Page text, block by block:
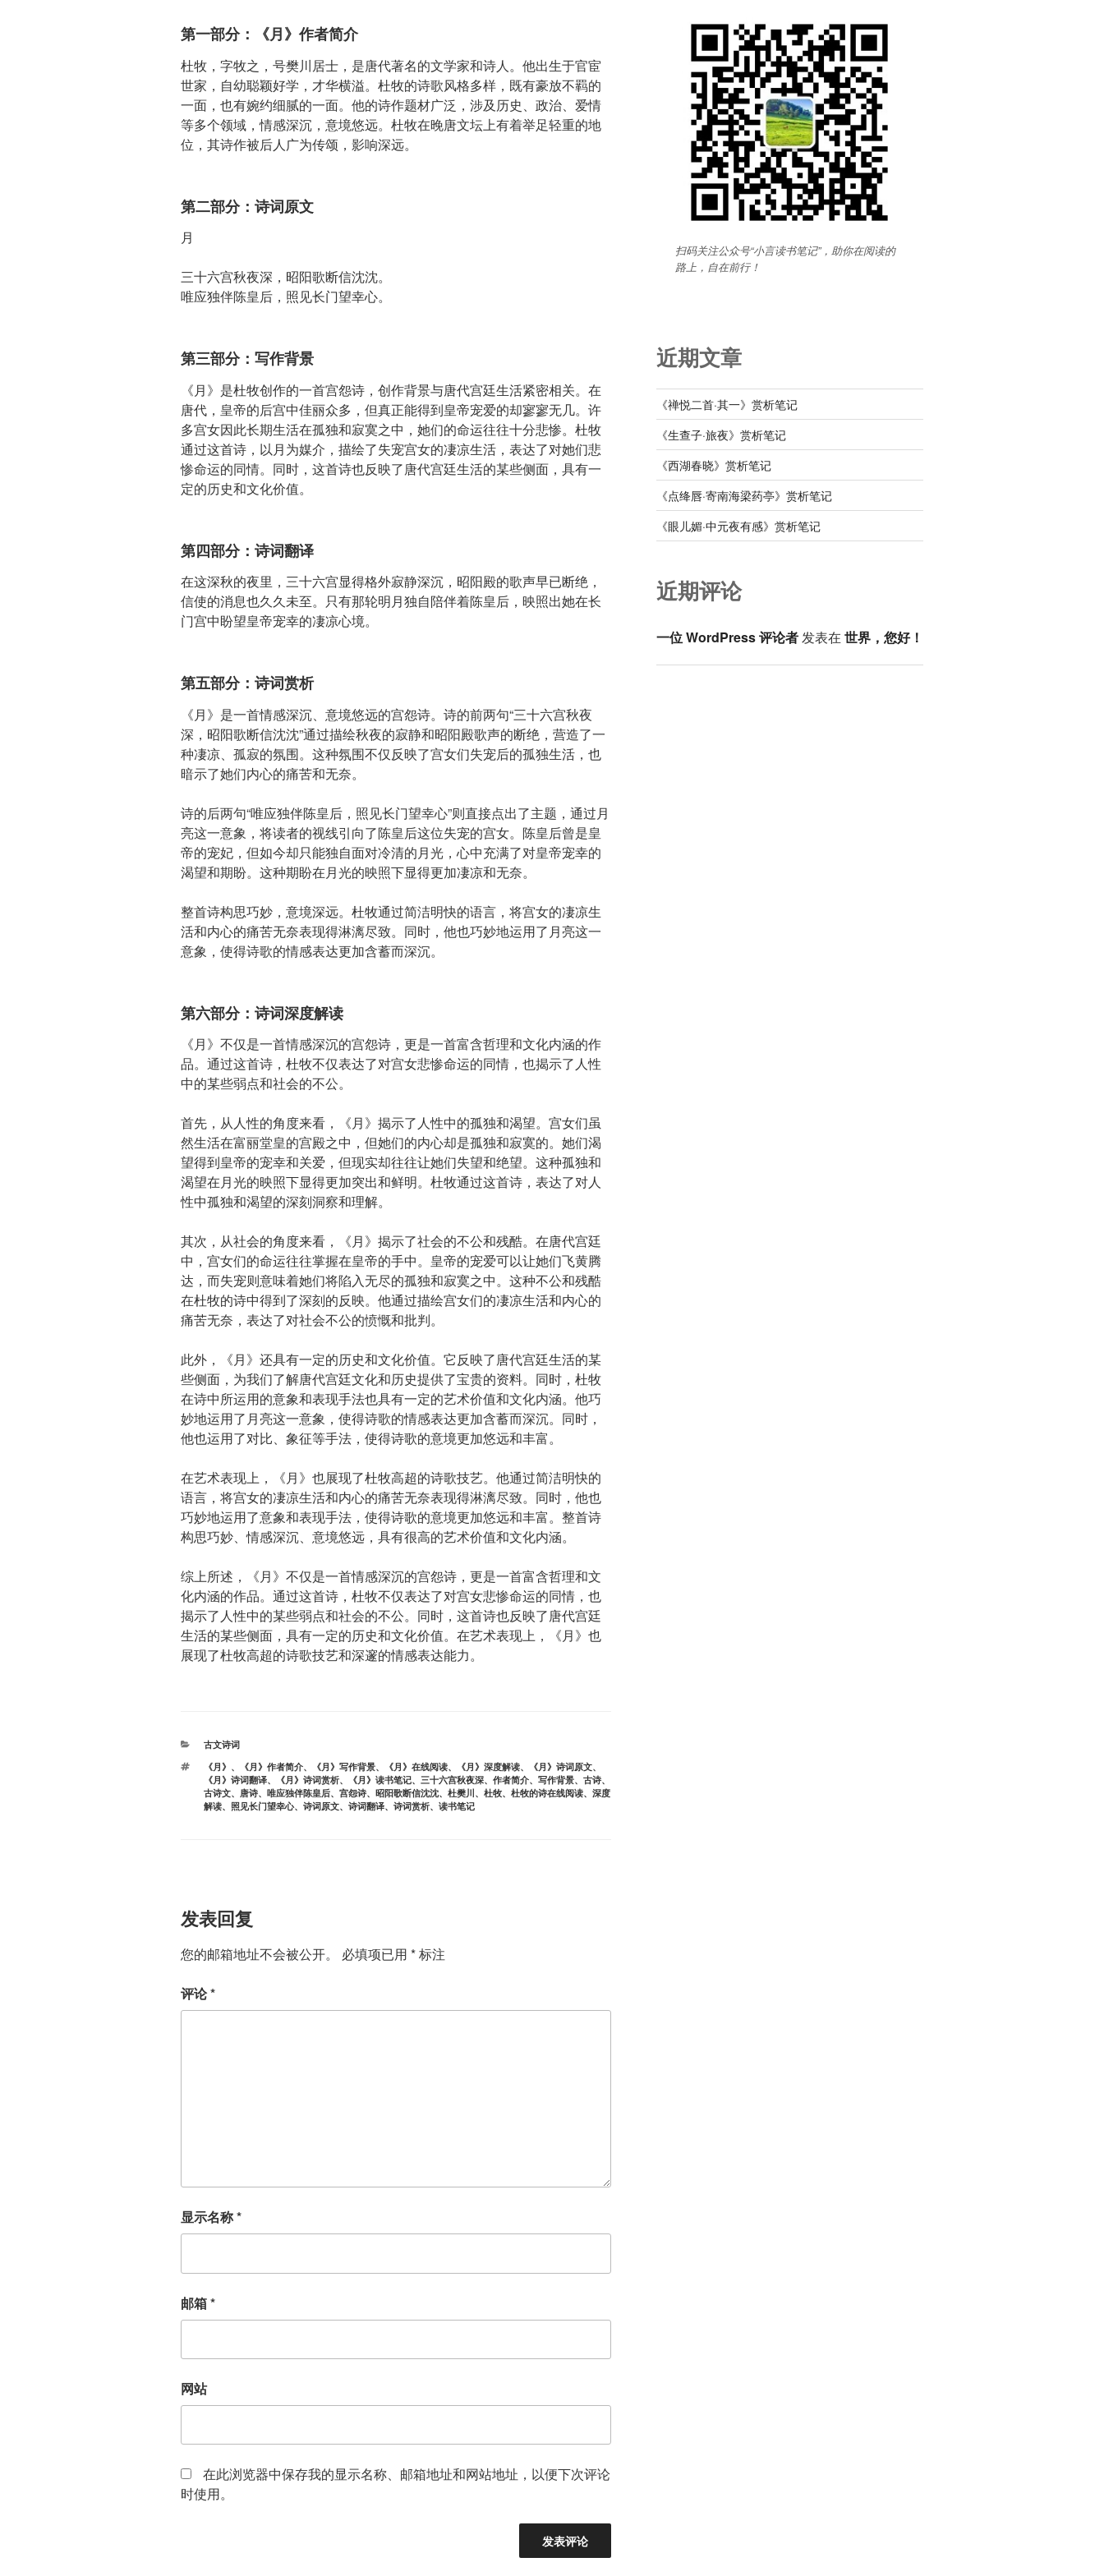
第一部分：《月》作者简介
杜牧，字牧之，号樊川居士，是唐代著名的文学家和诗人。他出生于官宦
世家，自幼聪颖好学，才华横溢。杜牧的诗歌风格多样，既有豪放不羁的
一面，也有婉约细腻的一面。他的诗作题材广泛，涉及历史、政治、爱情
等多个领域，情感深沉，意境悠远。杜牧在晚唐文坛上有着举足轻重的地
位，其诗作被后人广为传颂，影响深远。
第二部分：诗词原文
月
三十六宫秋夜深，昭阳歌断信沈沈。
唯应独伴陈皇后，照见长门望幸心。
第三部分：写作背景
《月》是杜牧创作的一首宫怨诗，创作背景与唐代宫廷生活紧密相关。在
唐代，皇帝的后宫中佳丽众多，但真正能得到皇帝宠爱的却寥寥无几。许
多宫女因此长期生活在孤独和寂寞之中，她们的命运往往十分悲惨。杜牧
通过这首诗，以月为媒介，描绘了失宠宫女的凄凉生活，表达了对她们悲
惨命运的同情。同时，这首诗也反映了唐代宫廷生活的某些侧面，具有一
定的历史和文化价值。
第四部分：诗词翻译
在这深秋的夜里，三十六宫显得格外寂静深沉，昭阳殿的歌声早已断绝，
信使的消息也久久未至。只有那轮明月独自陪伴着陈皇后，映照出她在长
门宫中盼望皇帝宠幸的凄凉心境。
第五部分：诗词赏析
《月》是一首情感深沉、意境悠远的宫怨诗。诗的前两句“三十六宫秋夜
深，昭阳歌断信沈沈”通过描绘秋夜的寂静和昭阳殿歌声的断绝，营造了一
种凄凉、孤寂的氛围。这种氛围不仅反映了宫女们失宠后的孤独生活，也
暗示了她们内心的痛苦和无奈。
诗的后两句“唯应独伴陈皇后，照见长门望幸心”则直接点出了主题，通过月
亮这一意象，将读者的视线引向了陈皇后这位失宠的宫女。陈皇后曾是皇
帝的宠妃，但如今却只能独自面对冷清的月光，心中充满了对皇帝宠幸的
渴望和期盼。这种期盼在月光的映照下显得更加凄凉和无奈。
整首诗构思巧妙，意境深远。杜牧通过简洁明快的语言，将宫女的凄凉生
活和内心的痛苦无奈表现得淋漓尽致。同时，他也巧妙地运用了月亮这一
意象，使得诗歌的情感表达更加含蓄而深沉。
第六部分：诗词深度解读
《月》不仅是一首情感深沉的宫怨诗，更是一首富含哲理和文化内涵的作
品。通过这首诗，杜牧不仅表达了对宫女悲惨命运的同情，也揭示了人性
中的某些弱点和社会的不公。
首先，从人性的角度来看，《月》揭示了人性中的孤独和渴望。宫女们虽
然生活在富丽堂皇的宫殿之中，但她们的内心却是孤独和寂寞的。她们渴
望得到皇帝的宠幸和关爱，但现实却往往让她们失望和绝望。这种孤独和
渴望在月光的映照下显得更加突出和鲜明。杜牧通过这首诗，表达了对人
性中孤独和渴望的深刻洞察和理解。
其次，从社会的角度来看，《月》揭示了社会的不公和残酷。在唐代宫廷
中，宫女们的命运往往掌握在皇帝的手中。皇帝的宠爱可以让她们飞黄腾
达，而失宠则意味着她们将陷入无尽的孤独和寂寞之中。这种不公和残酷
在杜牧的诗中得到了深刻的反映。他通过描绘宫女们的凄凉生活和内心的
痛苦无奈，表达了对社会不公的愤慨和批判。
此外，《月》还具有一定的历史和文化价值。它反映了唐代宫廷生活的某
些侧面，为我们了解唐代宫廷文化和历史提供了宝贵的资料。同时，杜牧
在诗中所运用的意象和表现手法也具有一定的艺术价值和文化内涵。他巧
妙地运用了月亮这一意象，使得诗歌的情感表达更加含蓄而深沉。同时，
他也运用了对比、象征等手法，使得诗歌的意境更加悠远和丰富。
在艺术表现上，《月》也展现了杜牧高超的诗歌技艺。他通过简洁明快的
语言，将宫女的凄凉生活和内心的痛苦无奈表现得淋漓尽致。同时，他也
巧妙地运用了意象和表现手法，使得诗歌的意境更加悠远和丰富。整首诗
构思巧妙、情感深沉、意境悠远，具有很高的艺术价值和文化内涵。
综上所述，《月》不仅是一首情感深沉的宫怨诗，更是一首富含哲理和文
化内涵的作品。通过这首诗，杜牧不仅表达了对宫女悲惨命运的同情，也
揭示了人性中的某些弱点和社会的不公。同时，这首诗也反映了唐代宫廷
生活的某些侧面，具有一定的历史和文化价值。在艺术表现上，《月》也
展现了杜牧高超的诗歌技艺和深邃的情感表达能力。
分
古文诗词
标
签
《月》 、 《月》作者简介、 《月》写作背景、 《月》在线阅读、 《月》深度解读、 《月》诗词原文、
《月》诗词翻译、 《月》诗词赏析、 《月》读书笔记、 三十六宫秋夜深、 作者简介、 写作背景、 古诗、
古诗文、 唐诗、 唯应独伴陈皇后、 宫怨诗、 昭阳歌断信沈沈、 杜樊川、 杜牧、 杜牧的诗在线阅读、 深度
解读、 照见长门望幸心、 诗词原文、 诗词翻译、 诗词赏析、 读书笔记
发表回复
您的邮箱地址不会被公开。 必填项已用 *标注
评论*
显示名称*
邮箱*
网站
在此浏览器中保存我的显示名称、邮箱地址和网站地址，以便下次评论
时使用。
扫码关注公众号“小言读书笔记”，助你在阅读的
路上，自在前行！
近期文章
《禅悦二首·其一》赏析笔记
《生查子·旅夜》赏析笔记
《西湖春晓》赏析笔记
《点绛唇·寄南海梁药亭》赏析笔记
《眼儿媚·中元夜有感》赏析笔记
近期评论
一位 WordPress 评论者发表在 世界，您好！